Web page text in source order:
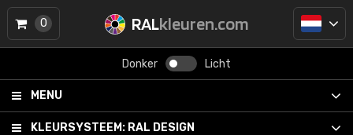
RALkleuren.com
Donker Licht
MENU
KLEURSYSTEEM: RAL DESIGN
0